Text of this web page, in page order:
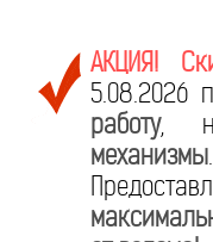
АКЦИЯ!
5.08.2026
работу,
механизмы.